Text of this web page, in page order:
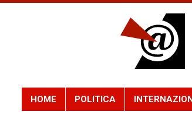
HOME POLITICA